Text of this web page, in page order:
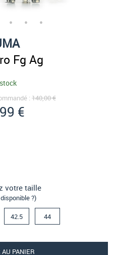
Fg Ag
: 140,00 €
€
votre taille
?)
42.5 44
PANIER